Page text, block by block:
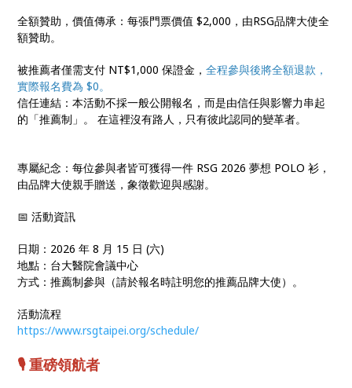
全額贊助，價值傳承：每張門票價值 $2,000，由RSG品牌大使全
額贊助。
被推薦者僅需支付 NT$1,000 保證金，全程參與後將全額退款，
實際報名費為 $0。
信任連結：本活動不採一般公開報名，而是由信任與影響力串起
的「推薦制」。 在這裡沒有路人，只有彼此認同的變革者。
專屬紀念：每位參與者皆可獲得一件 RSG 2026 夢想 POLO 衫，
由品牌大使親手贈送，象徵歡迎與感謝。
📅 活動資訊
日期：2026 年 8 月 15 日 (六)
地點：台大醫院會議中心
方式：推薦制參與（請於報名時註明您的推薦品牌大使）。
活動流程
https://www.rsgtaipei.org/schedule/
🎙️ 重磅領航者